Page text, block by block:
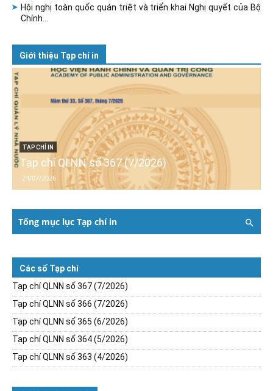
Hội nghị toàn quốc quán triệt và triển khai Nghị quyết của Bộ
Chính...
Giới thiệu Tạp chí in
TẠP CHÍ IN
Tạp chí QLNN số 367 (7/2026)
24/07/2026
Tổng mục lục Tạp chí in
Các số Tạp chí
Tạp chí QLNN số 367 (7/2026)
Tạp chí QLNN số 366 (7/2026)
Tạp chí QLNN số 365 (6/2026)
Tạp chí QLNN số 364 (5/2026)
Tạp chí QLNN số 363 (4/2026)